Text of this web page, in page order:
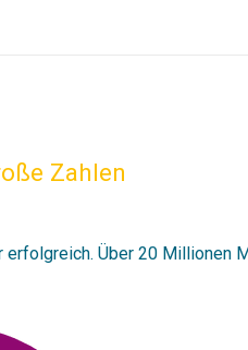
Zahlen
Über 20